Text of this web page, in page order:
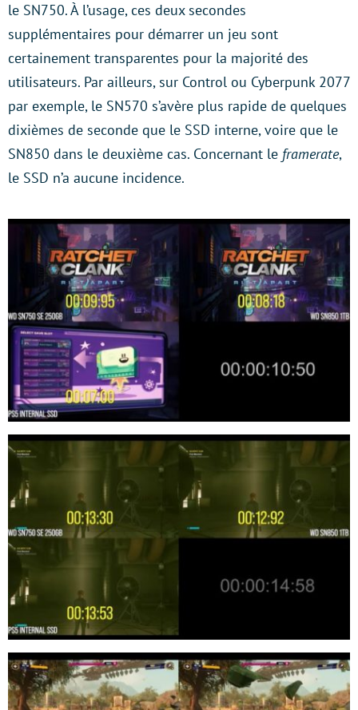
le SN750. À l’usage, ces deux secondes
supplémentaires pour démarrer un jeu sont
certainement transparentes pour la majorité des
utilisateurs. Par ailleurs, sur Control ou Cyberpunk 2077
par exemple, le SN570 s’avère plus rapide de quelques
dixièmes de seconde que le SSD interne, voire que le
SN850 dans le deuxième cas. Concernant le framerate,
le SSD n’a aucune incidence.